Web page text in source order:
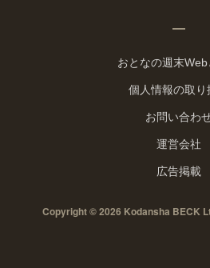
おとなの週末Web
個人情報の取り
お問い合わ
運営会社
広告掲載
Copyright © 2026 Kodansha BECK